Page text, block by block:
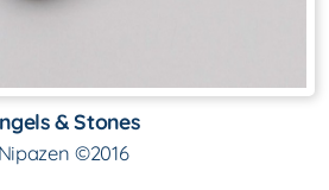
& Stones
Nipazen ©2016